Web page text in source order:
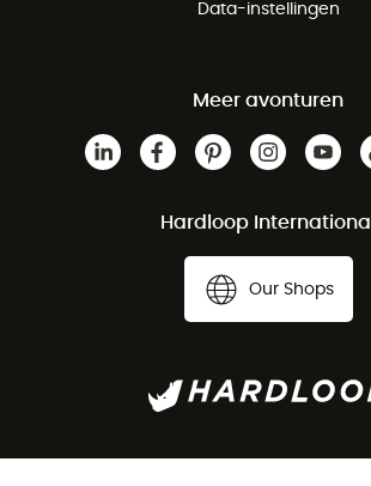
Data-instellingen
Meer avonturen
Hardloop International
Our Shops